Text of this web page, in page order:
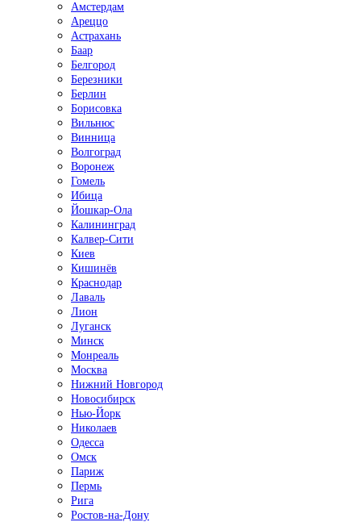
Амстердам
Ареццо
Астрахань
Баар
Белгород
Березники
Берлин
Борисовка
Вильнюс
Винница
Волгоград
Воронеж
Гомель
Ибица
Йошкар-Ола
Калининград
Калвер-Сити
Киев
Кишинёв
Краснодар
Лаваль
Лион
Луганск
Минск
Монреаль
Москва
Нижний Новгород
Новосибирск
Нью-Йорк
Николаев
Одесса
Омск
Париж
Пермь
Рига
Ростов-на-Дону